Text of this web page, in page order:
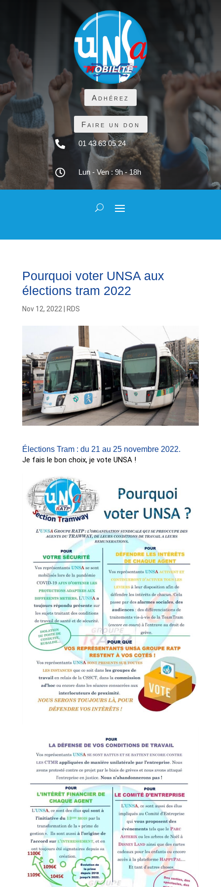
Adhérez
Faire un don
 01 43 63 05 24
 Lun - Ven : 9h - 18h
Pourquoi voter UNSA aux
élections tram 2022
Nov 12, 2022| RDS
Élections Tram : du 21 au 25 novembre 2022.
Je fais le bon choix, je vote UNSA !